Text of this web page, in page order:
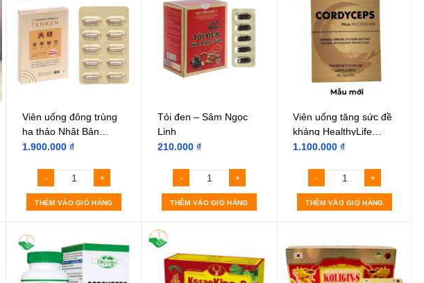
Viên uống đông trùng
hạ thảo Nhật Bản
Tenken
1.900.000₫
THÊM VÀO GIỎ HÀNG
Tỏi đen – Sâm Ngọc
Linh
210.000₫
THÊM VÀO GIỎ HÀNG
Viên uống tăng sức đề
kháng HealthyLife
Fucoidan
1.100.000₫
THÊM VÀO GIỎ HÀNG